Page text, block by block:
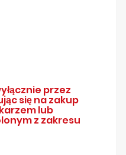
przez
się na zakup
lub
z zakresu